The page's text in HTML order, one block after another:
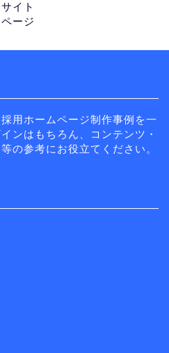
イト
ージ
用ホームページ制作事例を一
ンはもちろん、コンテンツ・
の参考にお役立てください。